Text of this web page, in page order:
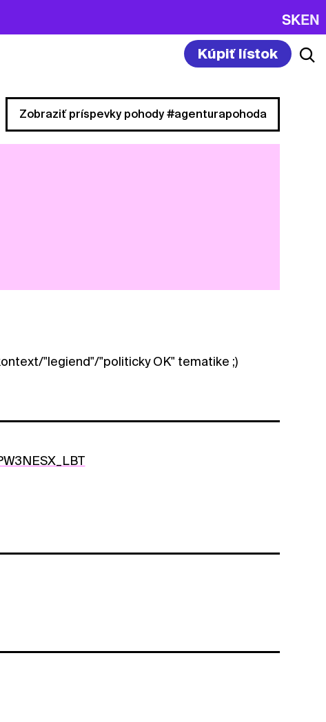
SKEN
Kúpiť lístok
Zobraziť príspevky pohody #agenturapohoda
"legiend"/"politicky OK" tematike ;)